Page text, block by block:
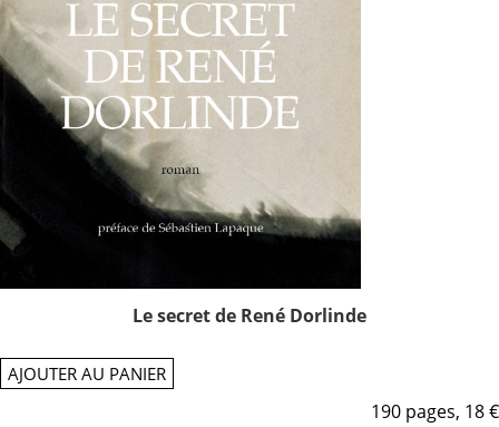
Le secret de René Dorlinde
AJOUTER AU PANIER
190 pages, 18 €